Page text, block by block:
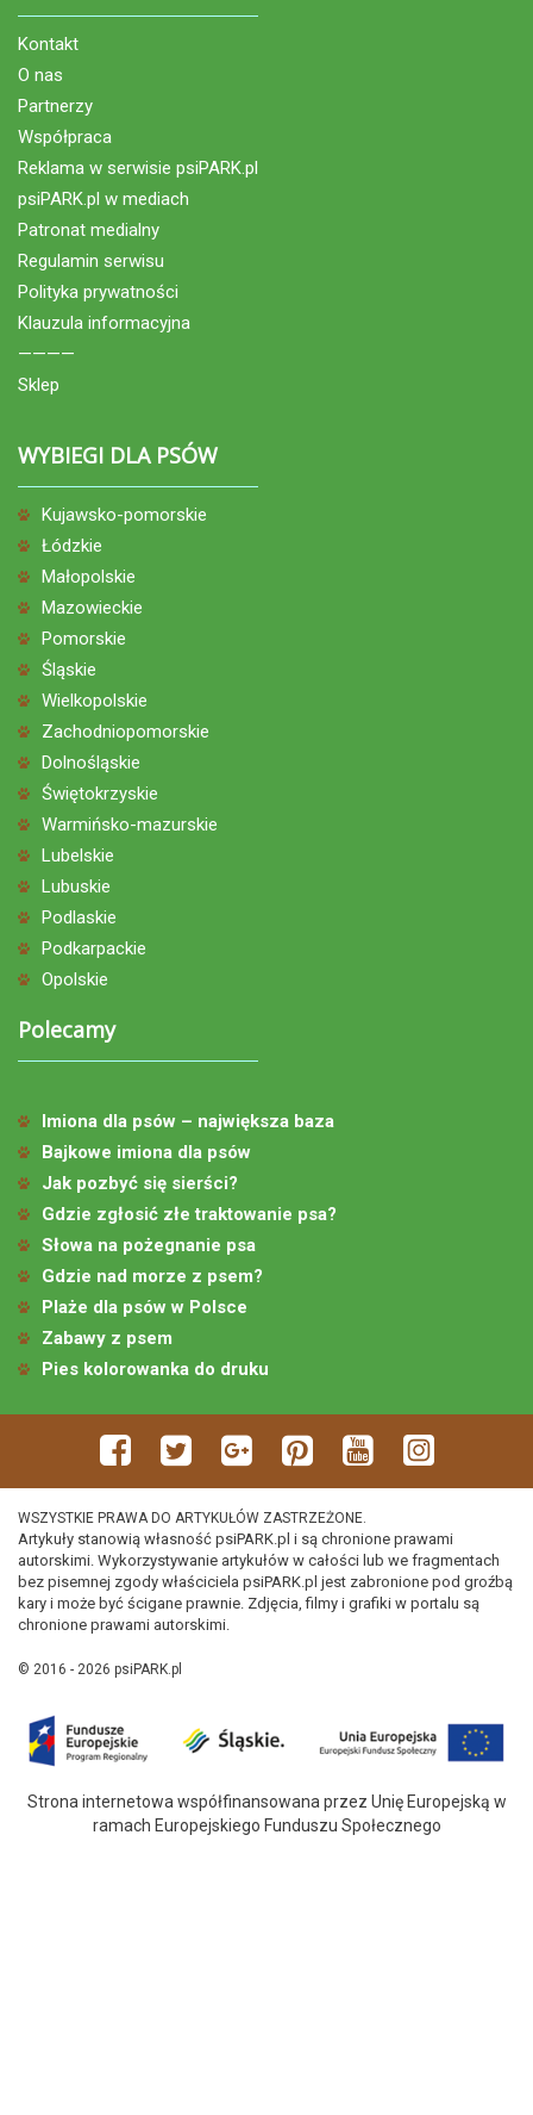
Kontakt
O nas
Partnerzy
Współpraca
Reklama w serwisie psiPARK.pl
psiPARK.pl w mediach
Patronat medialny
Regulamin serwisu
Polityka prywatności
Klauzula informacyjna
————
Sklep
WYBIEGI DLA PSÓW
Kujawsko-pomorskie
Łódzkie
Małopolskie
Mazowieckie
Pomorskie
Śląskie
Wielkopolskie
Zachodniopomorskie
Dolnośląskie
Świętokrzyskie
Warmińsko-mazurskie
Lubelskie
Lubuskie
Podlaskie
Podkarpackie
Opolskie
Polecamy
Imiona dla psów – największa baza
Bajkowe imiona dla psów
Jak pozbyć się sierści?
Gdzie zgłosić złe traktowanie psa?
Słowa na pożegnanie psa
Gdzie nad morze z psem?
Plaże dla psów w Polsce
Zabawy z psem
Pies kolorowanka do druku
WSZYSTKIE PRAWA DO ARTYKUŁÓW ZASTRZEŻONE.
Artykuły stanowią własność psiPARK.pl i są chronione prawami
autorskimi. Wykorzystywanie artykułów w całości lub we fragmentach
bez pisemnej zgody właściciela psiPARK.pl jest zabronione pod groźbą
kary i może być ścigane prawnie. Zdjęcia, filmy i grafiki w portalu są
chronione prawami autorskimi.
© 2016 - 2026 psiPARK.pl
Strona internetowa współfinansowana przez Unię Europejską w
ramach Europejskiego Funduszu Społecznego